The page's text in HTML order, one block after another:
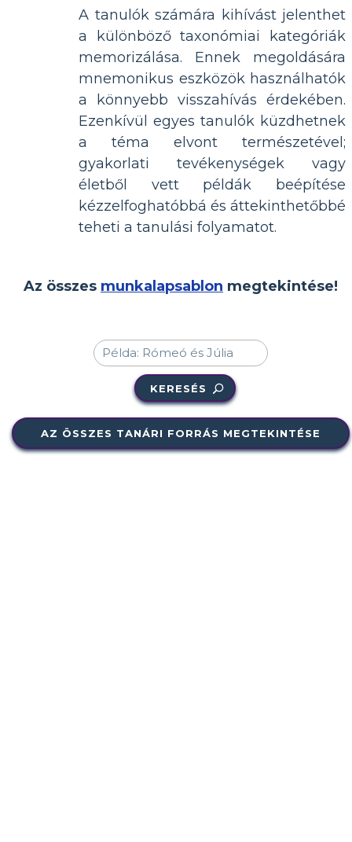
A tanulók számára kihívást jelenthet
a különböző taxonómiai kategóriák
memorizálása. Ennek megoldására
mnemonikus eszközök használhatók
a könnyebb visszahívás érdekében.
Ezenkívül egyes tanulók küzdhetnek
a téma elvont természetével;
gyakorlati tevékenységek vagy
életből vett példák beépítése
kézzelfoghatóbbá és áttekinthetőbbé
teheti a tanulási folyamatot.
Az összes munkalapsablon megtekintése!
KERESÉS
AZ ÖSSZES TANÁRI FORRÁS MEGTEKINTÉSE